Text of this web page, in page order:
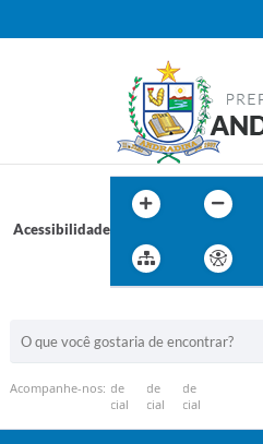
Acessibilidade
Acompanhe-nos: